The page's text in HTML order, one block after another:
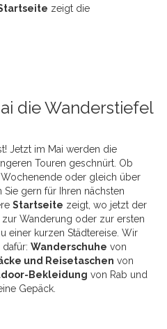
zeigt die
die Wanderstiefel
Jetzt im Mai werden die
Touren geschnürt. Ob
oder gleich über
gern für Ihren nächsten
Startseite zeigt, wo jetzt der
Wanderung oder zur ersten
einer kurzen Städtereise. Wir
Wanderschuhe von
und Reisetaschen von
Bekleidung von Rab und
Gepäck.